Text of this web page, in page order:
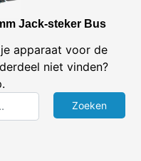
Jack-steker Bus
apparaat voor de
niet vinden?